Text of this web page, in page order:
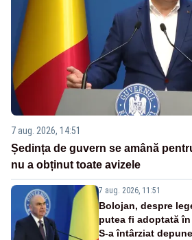
7 aug. 2026, 14:51
Ședința de guvern se amână
nu a obținut toate avizele
7 aug. 2026, 11:51
Bolojan, despre
putea fi adoptată
S-a întârziat